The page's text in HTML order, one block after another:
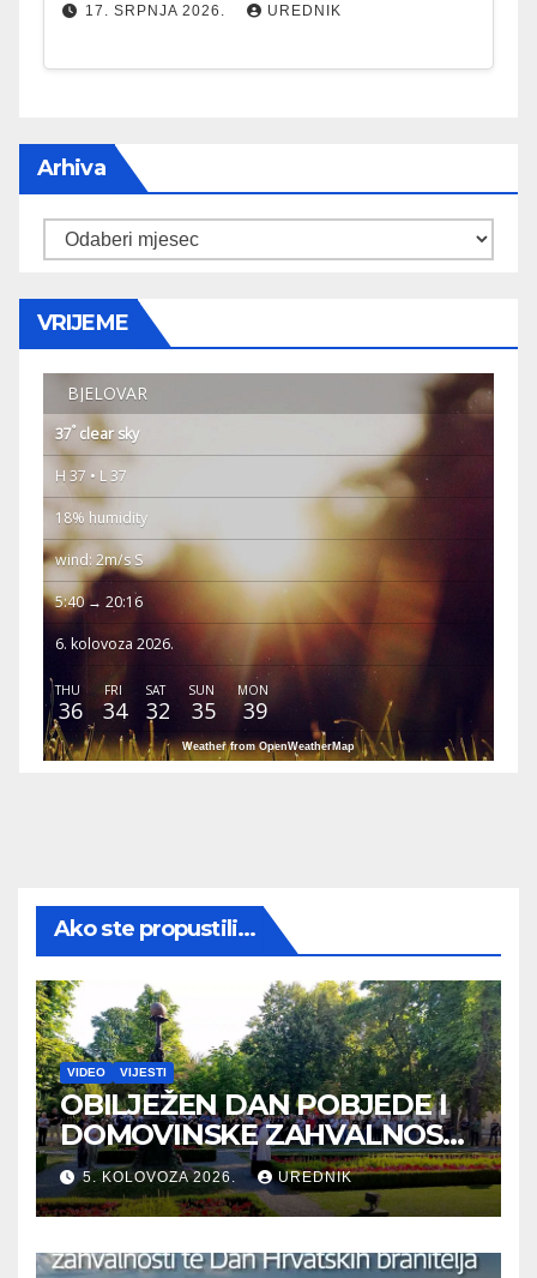
17. SRPNJA 2026. UREDNIK
Arhiva
Arhiva
VRIJEME
BJELOVAR
37° clear sky
H 37 • L 37
18% humidity
wind: 2m/s S
5:40 → 20:16
6. kolovoza 2026.
THU
36
FRI
34
SAT
32
SUN
35
MON
39
Weather from OpenWeatherMap
Ako ste propustili...
VIDEO VIJESTI
OBILJEŽEN DAN POBJEDE I
DOMOVINSKE ZAHVALNOSTI
TE DAN HRVATSKIH
BRANITELJA
5. KOLOVOZA 2026. UREDNIK